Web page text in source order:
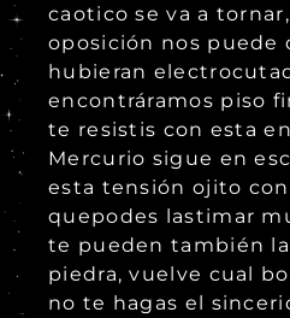
caotico se va a
oposición nos puede
hubieran
encontráramos piso
te resistis con esta
Mercurio sigue en
esta tensión ojito con
quepodes lastimar
te pueden también
piedra, vuelve cual
no te hagas el